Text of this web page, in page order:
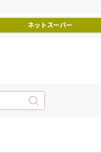
ネットスーパー